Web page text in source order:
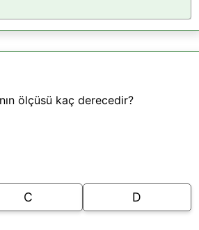
ölçüsü kaç derecedir?
C D